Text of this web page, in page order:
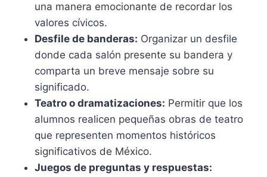
una manera emocionante de recordar los
valores cívicos.
Desfile de banderas: Organizar un desfile
donde cada salón presente su bandera y
comparta un breve mensaje sobre su
significado.
Teatro o dramatizaciones: Permitir que los
alumnos realicen pequeñas obras de teatro
que representen momentos históricos
significativos de México.
Juegos de preguntas y respuestas: